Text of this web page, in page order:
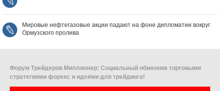
Мировые нефтегазовые акции падают на фоне дипломатии вокруг
Ормузского пролива
Форум Трейдеров Миллионер: Социальный обменник торговыми
стратегиями форекс и идеями для трейдинга!